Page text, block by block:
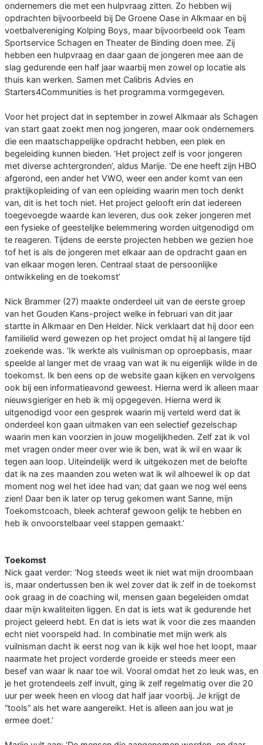
ondernemers die met een hulpvraag zitten. Zo hebben wij
opdrachten bijvoorbeeld bij De Groene Oase in Alkmaar en bij
voetbalvereniging Kolping Boys, maar bijvoorbeeld ook Team
Sportservice Schagen en Theater de Binding doen mee. Zij
hebben een hulpvraag en daar gaan de jongeren mee aan de
slag gedurende een half jaar waarbij men zowel op locatie als
thuis kan werken. Samen met Calibris Advies en
Starters4Communities is het programma vormgegeven.
Voor het project dat in september in zowel Alkmaar als Schagen
van start gaat zoekt men nog jongeren, maar ook ondernemers
die een maatschappelijke opdracht hebben, een plek en
begeleiding kunnen bieden. ‘Het project zelf is voor jongeren
met diverse achtergronden’, aldus Marije. ‘De ene heeft zijn HBO
afgerond, een ander het VWO, weer een ander komt van een
praktijkopleiding of van een opleiding waarin men toch denkt
van, dit is het toch niet. Het project gelooft erin dat iedereen
toegevoegde waarde kan leveren, dus ook zeker jongeren met
een fysieke of geestelijke belemmering worden uitgenodigd om
te reageren. Tijdens de eerste projecten hebben we gezien hoe
tof het is als de jongeren met elkaar aan de opdracht gaan en
van elkaar mogen leren. Centraal staat de persoonlijke
ontwikkeling en de toekomst’
Nick Brammer (27) maakte onderdeel uit van de eerste groep
van het Gouden Kans-project welke in februari van dit jaar
startte in Alkmaar en Den Helder. Nick verklaart dat hij door een
familielid werd gewezen op het project omdat hij al langere tijd
zoekende was. ‘Ik werkte als vuilnisman op oproepbasis, maar
speelde al langer met de vraag van wat ik nu eigenlijk wilde in de
toekomst. Ik ben eens op de website gaan kijken en vervolgens
ook bij een informatieavond geweest. Hierna werd ik alleen maar
nieuwsgieriger en heb ik mij opgegeven. Hierna werd ik
uitgenodigd voor een gesprek waarin mij verteld werd dat ik
onderdeel kon gaan uitmaken van een selectief gezelschap
waarin men kan voorzien in jouw mogelijkheden. Zelf zat ik vol
met vragen onder meer over wie ik ben, wat ik wil en waar ik
tegen aan loop. Uiteindelijk werd ik uitgekozen met de belofte
dat ik na zes maanden zou weten wat ik wil alhoewel ik op dat
moment nog wel het idee had van; dat gaan we nog wel eens
zien! Daar ben ik later op terug gekomen want Sanne, mijn
Toekomstcoach, bleek achteraf gewoon gelijk te hebben en
heb ik onvoorstelbaar veel stappen gemaakt.’
Toekomst
Nick gaat verder: ‘Nog steeds weet ik niet wat mijn droombaan
is, maar ondertussen ben ik wel zover dat ik zelf in de toekomst
ook graag in de coaching wil, mensen gaan begeleiden omdat
daar mijn kwaliteiten liggen. En dat is iets wat ik gedurende het
project geleerd hebt. En dat is iets wat ik voor die zes maanden
echt niet voorspeld had. In combinatie met mijn werk als
vuilnisman dacht ik eerst nog van ik kijk wel hoe het loopt, maar
naarmate het project vorderde groeide er steeds meer een
besef van waar ik naar toe wil. Vooral omdat het zo leuk was, en
je het grotendeels zelf invult, ging ik zelf regelmatig over die 20
uur per week heen en vloog dat half jaar voorbij. Je krijgt de
“tools” als het ware aangereikt. Het is alleen aan jou wat je
ermee doet.’